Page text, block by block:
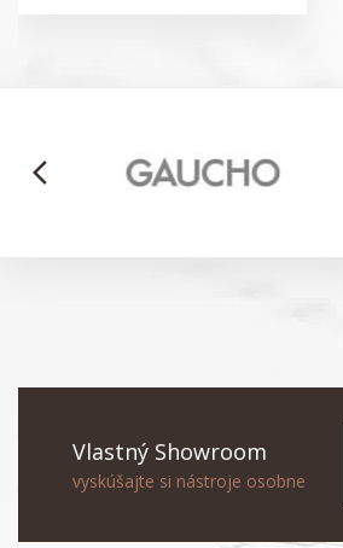
arrow_back_ios
Vlastný Showroom
vyskúšajte si nástroje osobne